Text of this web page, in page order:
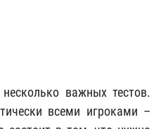
важных тестов.
всеми игроками –